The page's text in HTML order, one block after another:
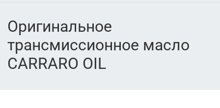
Оригинальное
трансмиссионное масло
CARRARO OIL